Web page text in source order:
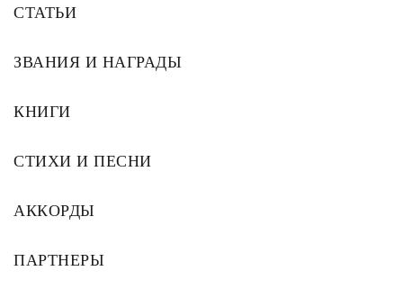
СТАТЬИ
ЗВАНИЯ И НАГРАДЫ
КНИГИ
СТИХИ И ПЕСНИ
АККОРДЫ
ПАРТНЕРЫ